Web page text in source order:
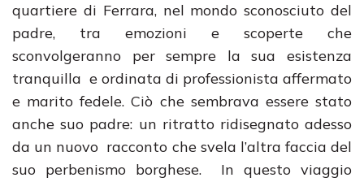
quartiere di Ferrara, nel mondo sconosciuto del
padre, tra emozioni e scoperte che
sconvolgeranno per sempre la sua esistenza
tranquilla e ordinata di professionista affermato
e marito fedele. Ciò che sembrava essere stato
anche suo padre: un ritratto ridisegnato adesso
da un nuovo racconto che svela l’altra faccia del
suo perbenismo borghese. In questo viaggio